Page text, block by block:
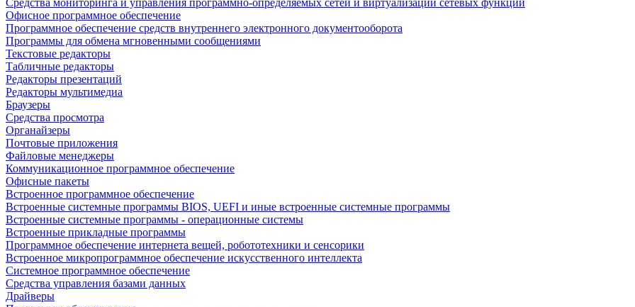
Средства мониторинга и управления программно-определяемых сетей и виртуализации сетевых функций
Офисное программное обеспечение
Программное обеспечение средств внутреннего электронного документооборота
Программы для обмена мгновенными сообщениями
Текстовые редакторы
Табличные редакторы
Редакторы презентаций
Редакторы мультимедиа
Браузеры
Средства просмотра
Органайзеры
Почтовые приложения
Файловые менеджеры
Коммуникационное программное обеспечение
Офисные пакеты
Встроенное программное обеспечение
Встроенные системные программы BIOS, UEFI и иные встроенные системные программы
Встроенные системные программы - операционные системы
Встроенные прикладные программы
Программное обеспечение интернета вещей, робототехники и сенсорики
Встроенное микропрограммное обеспечение искусственного интеллекта
Системное программное обеспечение
Средства управления базами данных
Драйверы